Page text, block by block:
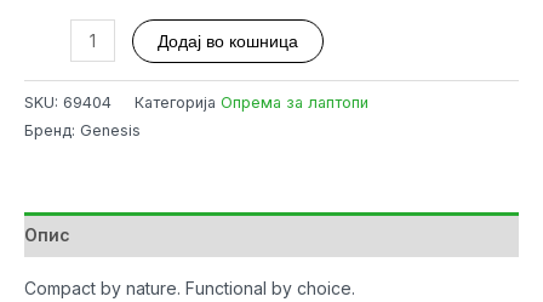
Notebook
Backpack
Gaming
Pallad
16L
количина
Додај во кошница
SKU: 69404 Категорија Опрема за лаптопи
Бренд: Genesis
Опис
Compact by nature. Functional by choice.